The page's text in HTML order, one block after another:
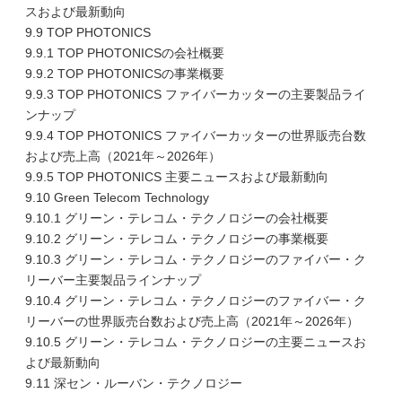
スおよび最新動向
9.9 TOP PHOTONICS
9.9.1 TOP PHOTONICSの会社概要
9.9.2 TOP PHOTONICSの事業概要
9.9.3 TOP PHOTONICS ファイバーカッターの主要製品ライ
ンナップ
9.9.4 TOP PHOTONICS ファイバーカッターの世界販売台数
および売上高（2021年～2026年）
9.9.5 TOP PHOTONICS 主要ニュースおよび最新動向
9.10 Green Telecom Technology
9.10.1 グリーン・テレコム・テクノロジーの会社概要
9.10.2 グリーン・テレコム・テクノロジーの事業概要
9.10.3 グリーン・テレコム・テクノロジーのファイバー・ク
リーバー主要製品ラインナップ
9.10.4 グリーン・テレコム・テクノロジーのファイバー・ク
リーバーの世界販売台数および売上高（2021年～2026年）
9.10.5 グリーン・テレコム・テクノロジーの主要ニュースお
よび最新動向
9.11 深セン・ルーバン・テクノロジー